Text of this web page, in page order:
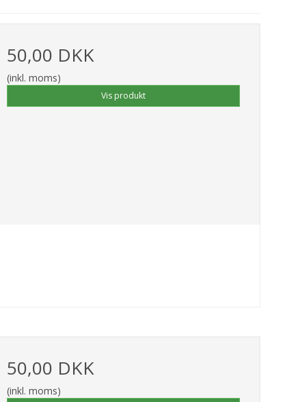
50,00 DKK
(inkl. moms)
Vis produkt
50,00 DKK
(inkl. moms)